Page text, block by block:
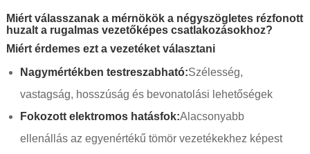
Miért válasszanak a mérnökök a négyszögletes rézfonott
huzalt a rugalmas vezetőképes csatlakozásokhoz?
Miért érdemes ezt a vezetéket választani
Nagymértékben testreszabható:Szélesség,
vastagság, hosszúság és bevonatolási lehetőségek
Fokozott elektromos hatásfok:Alacsonyabb
ellenállás az egyenértékű tömör vezetékekhez képest